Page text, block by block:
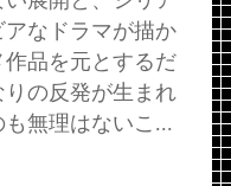
アなドラマが描か
品を元とするだ
りの反発が生まれ
無理はないこ...